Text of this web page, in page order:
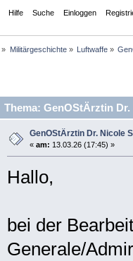
Hilfe Suche Einloggen
» Militärgeschichte» Luftwaffe»
Thema: GenOStÄrztin
GenOStÄrztin Dr. Nicole
« am: 13.03.26 (17:45) »
Hallo,
bei der
Generale/